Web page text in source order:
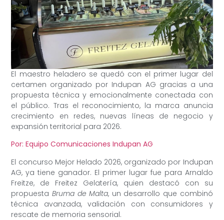
El maestro heladero se quedó con el primer lugar del
certamen organizado por Indupan AG gracias a una
propuesta técnica y emocionalmente conectada con
el público. Tras el reconocimiento, la marca anuncia
crecimiento en redes, nuevas líneas de negocio y
expansión territorial para 2026.
Por: Equipo Comunicaciones Indupan AG
El concurso Mejor Helado 2026, organizado por Indupan
AG, ya tiene ganador. El primer lugar fue para Arnaldo
Freitze, de Freitez Gelatería, quien destacó con su
propuesta Bruma de Malta, un desarrollo que combinó
técnica avanzada, validación con consumidores y
rescate de memoria sensorial.